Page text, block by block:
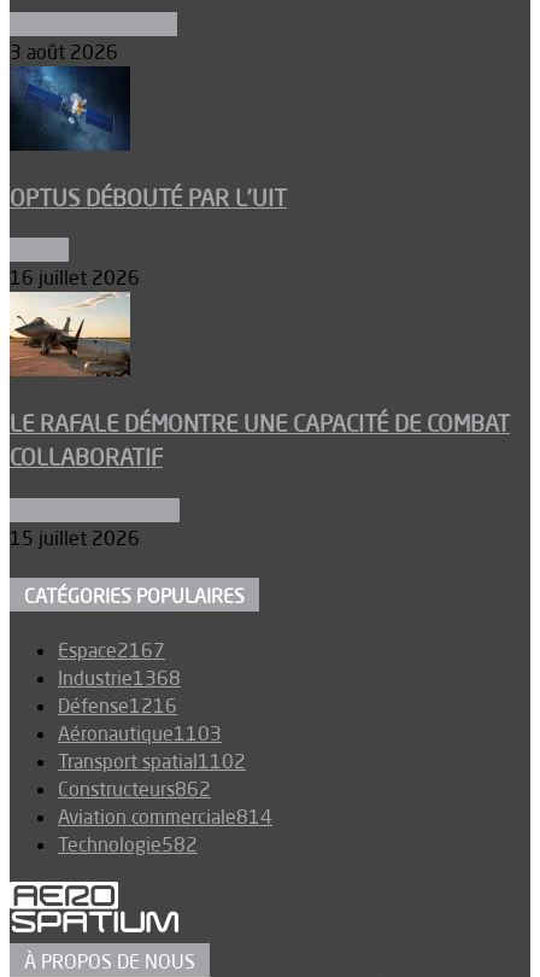
3 août 2026
OPTUS DÉBOUTÉ PAR L’UIT
16 juillet 2026
LE RAFALE DÉMONTRE UNE CAPACITÉ DE COMBAT
COLLABORATIF
15 juillet 2026
CATÉGORIES POPULAIRES
Espace2167
Industrie1368
Défense1216
Aéronautique1103
Transport spatial1102
Constructeurs862
Aviation commerciale814
Technologie582
À PROPOS DE NOUS